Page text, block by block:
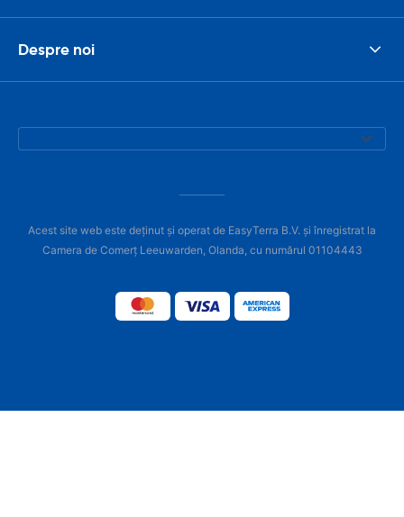
Despre noi
Acest site web este deținut și operat de EasyTerra B.V. și înregistrat la
Camera de Comerț Leeuwarden, Olanda, cu numărul 01104443